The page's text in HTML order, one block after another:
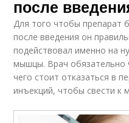
после
Для того чтобы препарат
после введения он
подействовал именно на
мышцы. Врач обязательно
чего стоит отказаться в
инъекций, чтобы свести к